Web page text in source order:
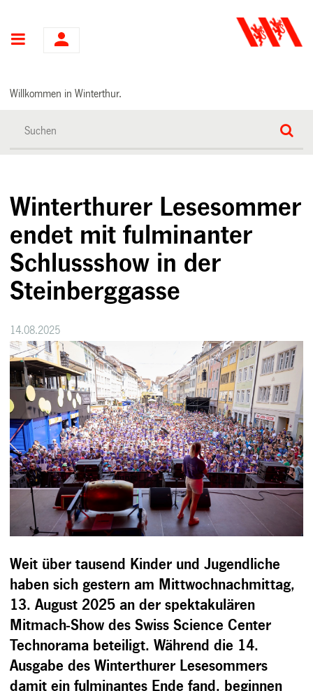
Hauptnavigation
Willkommen in Winterthur.
Winterthurer Lesesommer
endet mit fulminanter
Schlussshow in der
Steinberggasse
14.08.2025
Weit über tausend Kinder und Jugendliche
haben sich gestern am Mittwochnachmittag,
13. August 2025 an der spektakulären
Mitmach-Show des Swiss Science Center
Technorama beteiligt. Während die 14.
Ausgabe des Winterthurer Lesesommers
damit ein fulminantes Ende fand, beginnen